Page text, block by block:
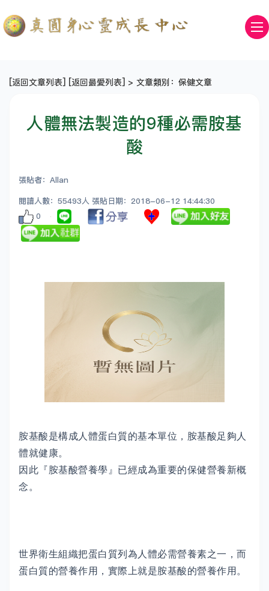
[返回文章列表] [返回最愛列表] > 文章類別：保健文章
人體無法製造的9種必需胺基
酸
張貼者：Allan
閱讀人數：55493人 張貼日期：2018-06-12 14:44:30
0
胺基酸是構成人體蛋白質的基本單位，胺基酸足夠人
體就健康。
因此『胺基酸營養學』已經成為重要的保健營養新概
念。
世界衛生組織把蛋白質列為人體必需營養素之一，而
蛋白質的營養作用，實際上就是胺基酸的營養作用。